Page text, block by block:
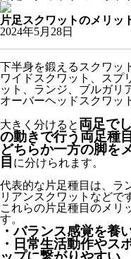
片足スクワットのメリッ
2024年5月28日
下半身を鍛えるスクワッ
ワイドスクワット、スプ
ット、ランジ、ブルガリ
オーバーヘッドスクワッ
大きく分けると 両足で
の動きで行う両足種目
どちらか一方の脚を
目 に分けられます。
代表的な片足種目は、ラ
リアンスクワットなどで
これらの片足種目のメリ
す。
・バランス感覚を養
・日常生活動作やス